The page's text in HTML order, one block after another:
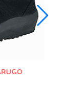
DENIM